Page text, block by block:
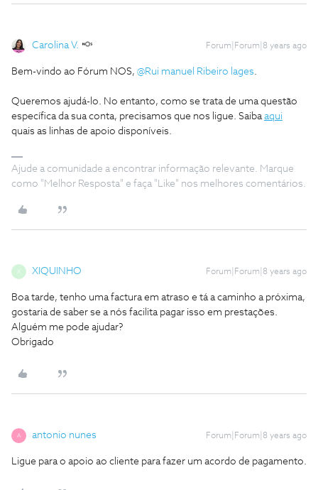
Carolina V. Forum|Forum|8 years ago
Bem-vindo ao Fórum NOS, @Rui manuel Ribeiro lages.
Queremos ajudá-lo. No entanto, como se trata de uma questão
específica da sua conta, precisamos que nos ligue. Saibaaqui
quais as linhas de apoio disponíveis.
Ajude a comunidade a encontrar informação relevante. Marque
como "Melhor Resposta" e faça "Like" nos melhores comentários.
X XIQUINHO Forum|Forum|8 years ago
Boa tarde, tenho uma factura em atraso e tá a caminho a próxima,
gostaria de saber se a nós facilita pagar isso em prestações.
Alguém me pode ajudar?
Obrigado
A antonio nunes Forum|Forum|8 years ago
Ligue para o apoio ao cliente para fazer um acordo de pagamento.